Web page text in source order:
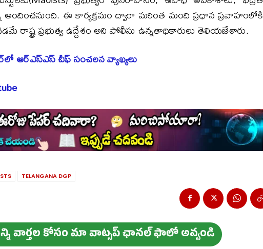
ఈ కార్యక్రమం ద్వారా మరింత మంది ప్రధాన ప్రవాహంలోకి
రాష్ట్ర ప్రభుత్వ ఉద్దేశం అని పోలీసు ఉన్నతాధికారులు తెలియజేశారు.
ఆర్ఎస్ఎస్ చీఫ్ సంచలన వ్యాఖ్యలు
TELANGANA DGP
వార్త‌ల కోసం మా వాట్స‌ప్ ఛాన‌ల్ ఫాలో అవ్వండి